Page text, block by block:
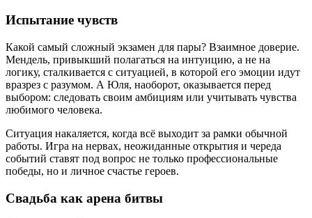
Испытание чувств
Какой самый сложный экзамен для пары? Взаимное доверие.
Мендель, привыкший полагаться на интуицию, а не на
логику, сталкивается с ситуацией, в которой его эмоции идут
вразрез с разумом. А Юля, наоборот, оказывается перед
выбором: следовать своим амбициям или учитывать чувства
любимого человека.
Ситуация накаляется, когда всё выходит за рамки обычной
работы. Игра на нервах, неожиданные открытия и череда
событий ставят под вопрос не только профессиональные
победы, но и личное счастье героев.
Свадьба как арена битвы